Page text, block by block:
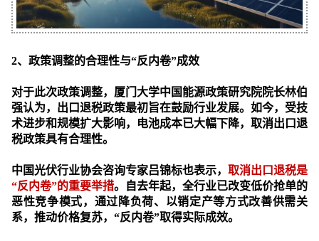
2、 政策调整的合理性与“反内卷”成效
对于此次政策调整，厦门大学中国能源政策研究院院长林伯
强认为，出口退税政策最初旨在鼓励行业发展。如今，受技
术进步和规模扩大影响，电池成本已大幅下降，取消出口退
税政策具有合理性。
中国光伏行业协会咨询专家吕锦标也表示， 取消出口退税是
“反内卷”的重要举措。自去年起，全行业已改变低价抢单的
恶性竞争模式，通过降负荷、以销定产等方式改善供需关
系，推动价格复苏，“反内卷”取得实际成效。